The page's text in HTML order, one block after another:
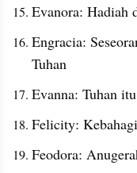
Evanora: Hadiah
Engracia:
Tuhan
Evanna: Tuhan
Felicity:
Feodora: